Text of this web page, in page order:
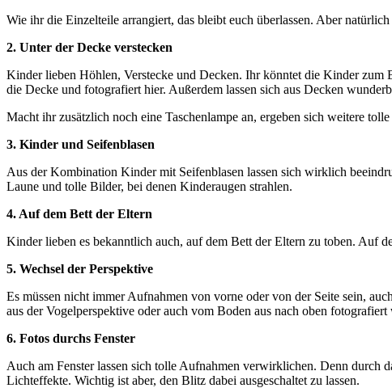
Wie ihr die Einzelteile arrangiert, das bleibt euch überlassen. Aber
2. Unter der Decke verstecken
Kinder lieben Höhlen, Verstecke und Decken. Ihr könntet die Kinder
die Decke und fotografiert hier. Außerdem lassen sich aus Decken
Macht ihr zusätzlich noch eine Taschenlampe an, ergeben sich weitere
3. Kinder und Seifenblasen
Aus der Kombination Kinder mit Seifenblasen lassen sich wirklich
Laune und tolle Bilder, bei denen Kinderaugen strahlen.
4. Auf dem Bett der Eltern
Kinder lieben es bekanntlich auch, auf dem Bett der Eltern zu toben. Auf
5. Wechsel der Perspektive
Es müssen nicht immer Aufnahmen von vorne oder von der Seite sein,
aus der Vogelperspektive oder auch vom Boden aus nach oben
6. Fotos durchs Fenster
Auch am Fenster lassen sich tolle Aufnahmen verwirklichen. Denn durch
Lichteffekte. Wichtig ist aber, den Blitz dabei ausgeschaltet zu lassen.